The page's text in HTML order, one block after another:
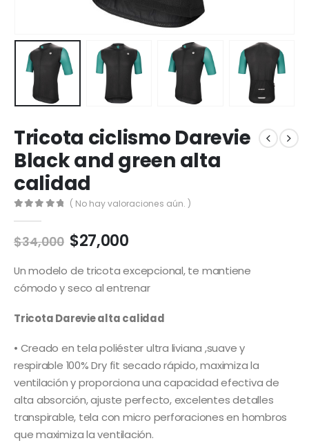
Tricota ciclismo Darevie
Black and green alta
calidad
( No hay valoraciones aún. )
$34,000 El
original
era:
$27,000El
actual
es:
Un modelo de tricota excepcional, te mantiene
cómodo y seco al entrenar
Tricota Darevie alta calidad
• Creado en tela poliéster ultra liviana ,suave y
respirable 100% Dry fit secado rápido, maximiza la
ventilación y proporciona una capacidad efectiva de
alta absorción, ajuste perfecto, excelentes detalles
transpirable, tela con micro perforaciones en hombros
que maximiza la ventilación.